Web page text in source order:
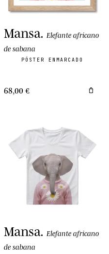
Mansa. Elefante africano
de sabana
PÓSTER ENMARCADO
68,00 €
Mansa. Elefante africano
de sabana